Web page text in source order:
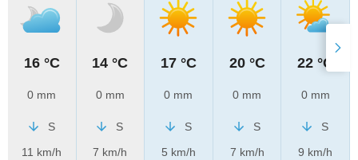
16 °C
0 mm
S
11 km/h
14 °C
0 mm
S
7 km/h
17 °C
0 mm
S
5 km/h
20 °C
0 mm
S
7 km/h
22 °C
0 mm
S
9 km/h